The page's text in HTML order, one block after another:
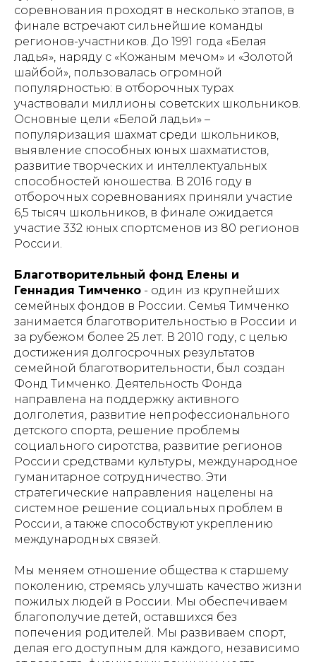
соревнования проходят в несколько этапов, в
финале встречают сильнейшие команды
регионов-участников. До 1991 года «Белая
ладья», наряду с «Кожаным мечом» и «Золотой
шайбой», пользовалась огромной
популярностью: в отборочных турах
участвовали миллионы советских школьников.
Основные цели «Белой ладьи» –
популяризация шахмат среди школьников,
выявление способных юных шахматистов,
развитие творческих и интеллектуальных
способностей юношества. В 2016 году в
отборочных соревнованиях приняли участие
6,5 тысяч школьников, в финале ожидается
участие 332 юных спортсменов из 80 регионов
России.
Благотворительный фонд Елены и
Геннадия Тимченко - один из крупнейших
семейных фондов в России. Семья Тимченко
занимается благотворительностью в России и
за рубежом более 25 лет. В 2010 году, с целью
достижения долгосрочных результатов
семейной благотворительности, был создан
Фонд Тимченко. Деятельность Фонда
направлена на поддержку активного
долголетия, развитие непрофессионального
детского спорта, решение проблемы
социального сиротства, развитие регионов
России средствами культуры, международное
гуманитарное сотрудничество. Эти
стратегические направления нацелены на
системное решение социальных проблем в
России, а также способствуют укреплению
международных связей.
Мы меняем отношение общества к старшему
поколению, стремясь улучшать качество жизни
пожилых людей в России. Мы обеспечиваем
благополучие детей, оставшихся без
попечения родителей. Мы развиваем спорт,
делая его доступным для каждого, независимо